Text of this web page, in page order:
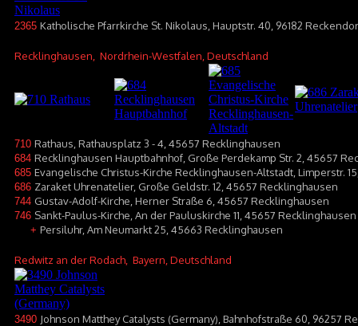
2365 Katholische Pfarrkirche St. Nikolaus, Hauptstr. 40, 96182
Recklinghausen , Nordrhein-Westfalen, Deutschland
710 Rathaus, Rathausplatz 3 - 4, 45657 Recklinghausen
684 Recklinghausen Hauptbahnhof, Große Perdekamp Str. 2, 45657
685 Evangelische Christus-Kirche Recklinghausen-Altstadt, Limperstr.
686 Zaraket Uhrenatelier, Große Geldstr. 12, 45657 Recklinghausen
744 Gustav-Adolf-Kirche, Herner Straße 6, 45657 Recklinghausen
746 Sankt-Paulus-Kirche, An der Pauluskirche 11, 45657 Recklinghausen
+ Persiluhr, Am Neumarkt 25, 45663 Recklinghausen
Redwitz an der Rodach , Bayern, Deutschland
3490 Johnson Matthey Catalysts (Germany), Bahnhofstraße 60, 96257